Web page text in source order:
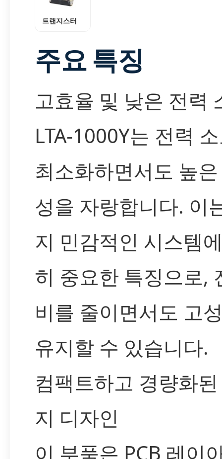
트랜지스터
주요 특징
고효율 및 낮은 전력
LTA-1000Y는 전력
최소화하면서도 높
성을 자랑합니다. 이
지 민감적인 시스템
히 중요한 특징으로,
비를 줄이면서도 고
유지할 수 있습니다.
컴팩트하고 경량화
지 디자인
이 부품은 PCB 레이